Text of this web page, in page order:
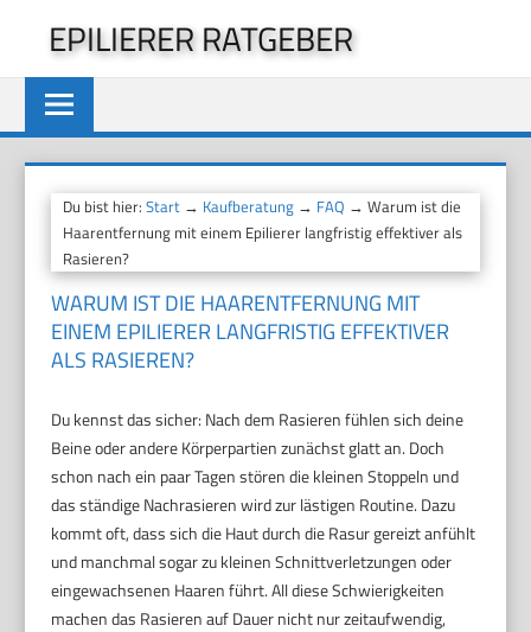
springen
EPILIERER RATGEBER
Du bist hier:Start → Kaufberatung → FAQ → Warum ist die
Haarentfernung mit einem Epilierer langfristig effektiver als
Rasieren?
WARUM IST DIE HAARENTFERNUNG MIT
EINEM EPILIERER LANGFRISTIG EFFEKTIVER
ALS RASIEREN?
Du kennst das sicher: Nach dem Rasieren fühlen sich deine
Beine oder andere Körperpartien zunächst glatt an. Doch
schon nach ein paar Tagen stören die kleinen Stoppeln und
das ständige Nachrasieren wird zur lästigen Routine. Dazu
kommt oft, dass sich die Haut durch die Rasur gereizt anfühlt
und manchmal sogar zu kleinen Schnittverletzungen oder
eingewachsenen Haaren führt. All diese Schwierigkeiten
machen das Rasieren auf Dauer nicht nur zeitaufwendig,